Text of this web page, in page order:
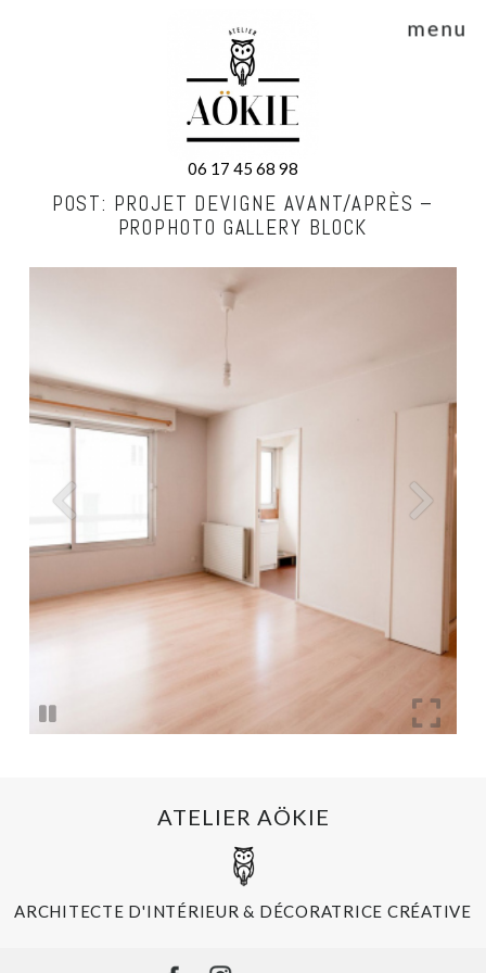
menu
06 17 45 68 98
POST: PROJET DEVIGNE AVANT/APRÈS –
PROPHOTO GALLERY BLOCK
ATELIER AÖKIE
ARCHITECTE D'INTÉRIEUR & DÉCORATRICE CRÉATIVE